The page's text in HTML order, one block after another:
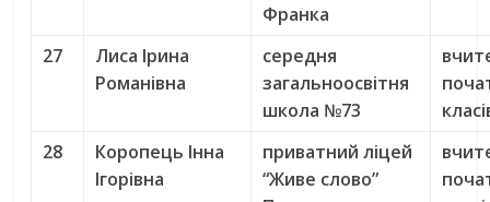
Франка
27
Лиса Ірина
Романівна
середня
загальноосвітня
школа №73
28
Коропець Інна
Ігорівна
приватний ліцей
“Живе слово”